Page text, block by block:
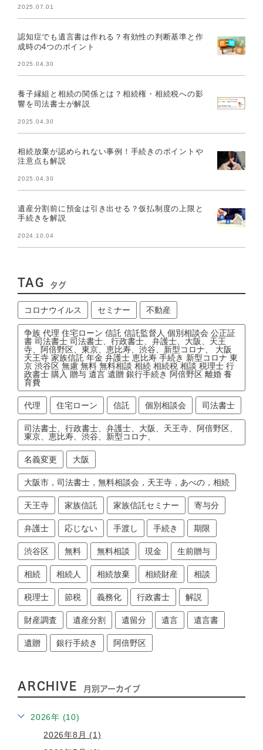
2025.07.01
認知症でも遺言書は作れる？有効性の判断基準と作
成時の4つのポイント
2025.04.30
養子縁組と相続の関係とは？相続権・相続税への影
響を司法書士が解説
2025.04.30
相続放棄が認められない事例！手続きのポイントや
注意点も解説
2025.04.30
遺産分割前に預金は引き出せる？仮払制度の上限と
手続きを解説
2024.10.04
TAG タグ
コロナウイルス セミナー 不動産
争族 代理 住宅ローン 信託 信託監督人 個別相談会 公正証
書 司法書士 司法書士、行政書士、弁護士、大阪、天王
寺、阿倍野区、東京、恵比寿、渋谷、新型コロナ、 大阪
天王寺 家族信託 年金 弁護士 恵比寿 手続き 新型コロナ 東
京 渋谷区 無慮 無料 無料相談 相続 相続税 相談 税理士 行
政書士 購入 贈与 遺言 遺贈 銀行手続き 阿倍野区 離婚 養
育費
代理 住宅ローン 信託 個別相談会 司法書士
司法書士、行政書士、弁護士、大阪、天王寺、阿倍野区、
東京、恵比寿、渋谷、新型コロナ、
名義変更 大阪
大阪市，司法書士，無料相談会，天王寺，あべの，相続
天王寺 家族信託 家族信託セミナー 寄与分
弁護士 応じない 手渡し 手続き 期限
渋谷区 無料 無料相談 現金 生前贈与
相続 相続人 相続放棄 相続財産 相談
税理士 節税 義務化 行政書士 解説
財産調査 遺産分割 遺留分 遺言 遺言書
遺贈 銀行手続き 阿倍野区
ARCHIVE 月別アーカイブ
2026年 (10)
2026年8月 (1)